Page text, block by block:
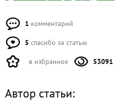
1 комментарий
5 спасибо за статью
в избранное 53091
Автор статьи: